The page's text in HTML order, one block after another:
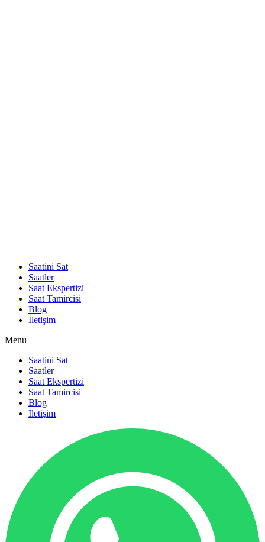
Saatini Sat
Saatler
Saat Ekspertizi
Saat Tamircisi
Blog
İletişim
Menu
Saatini Sat
Saatler
Saat Ekspertizi
Saat Tamircisi
Blog
İletişim